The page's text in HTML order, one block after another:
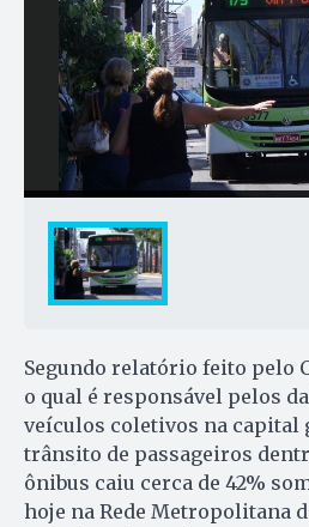
Segundo relatório feito pelo
o qual é responsável pelos
veículos coletivos na capital
trânsito de passageiros
ônibus caiu cerca de 42%
hoje na Rede Metropolitana